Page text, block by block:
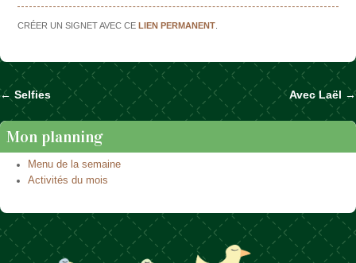
CRÉER UN SIGNET AVEC CELIEN PERMANENT
Naviguer dans les articles
← Selfies Avec Laël →
Mon planning
Menu de la semaine
Activités du mois